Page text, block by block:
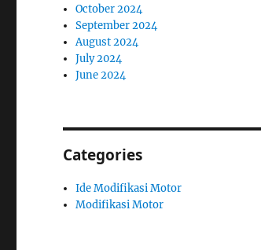
October 2024
September 2024
August 2024
July 2024
June 2024
Categories
Ide Modifikasi Motor
Modifikasi Motor